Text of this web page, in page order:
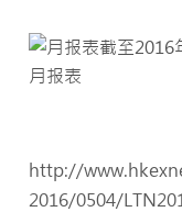
http://
2016/0504/